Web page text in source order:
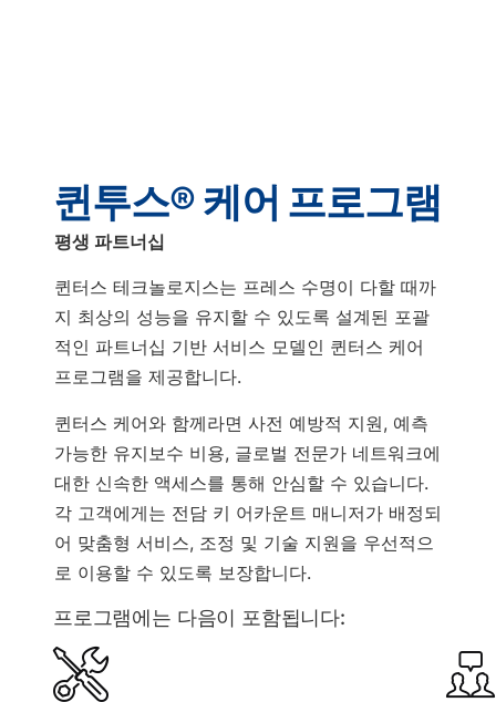
퀸투스® 케어 프로그램
평생 파트너십
퀸터스 테크놀로지스는 프레스 수명이 다할 때까
지 최상의 성능을 유지할 수 있도록 설계된 포괄
적인 파트너십 기반 서비스 모델인 퀸터스 케어
프로그램을 제공합니다.
퀸터스 케어와 함께라면 사전 예방적 지원, 예측
가능한 유지보수 비용, 글로벌 전문가 네트워크에
대한 신속한 액세스를 통해 안심할 수 있습니다.
각 고객에게는 전담 키 어카운트 매니저가 배정되
어 맞춤형 서비스, 조정 및 기술 지원을 우선적으
로 이용할 수 있도록 보장합니다.
프로그램에는 다음이 포함됩니다: